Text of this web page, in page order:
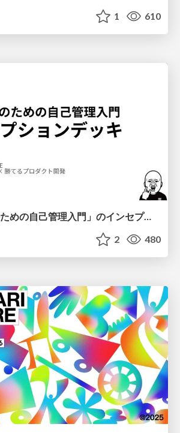
1 610
「エンジニアのための自己管理入門」のインセプションデッキ/Inception Deck of Self-Management beginner's guide book
2 480